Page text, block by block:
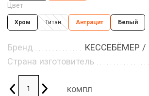
Цвет
Хром Титан Антрацит Белый
Бренд
КЕССЕБЁМЕР /
Страна изготовитель
компл